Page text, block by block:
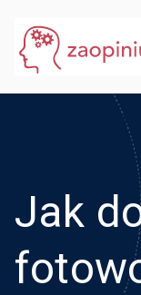
treści
Jak